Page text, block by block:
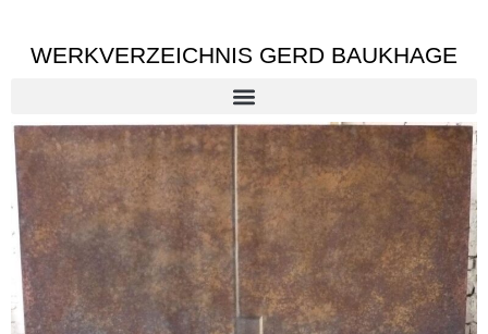
WERKVERZEICHNIS GERD BAUKHAGE